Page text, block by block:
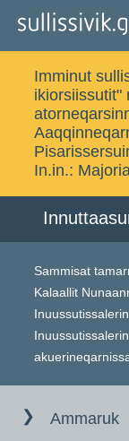
Imminut
ikiorsiissutit"
In.in.:
Sammisat
Kalaallit
indholdet
Ammaruk